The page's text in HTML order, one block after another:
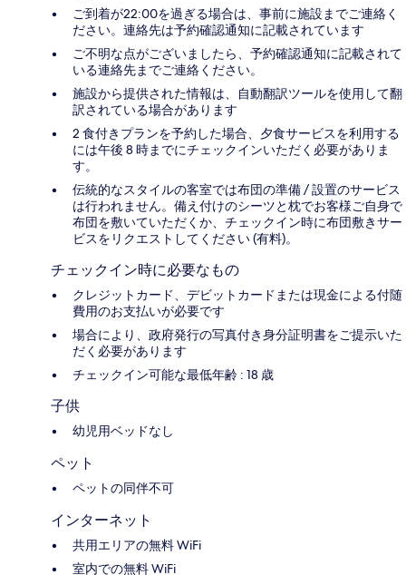
ご到着が22:00を過ぎる場合は、事前に施設までご連絡く
ださい。連絡先は予約確認通知に記載されています
ご不明な点がございましたら、予約確認通知に記載されて
いる連絡先までご連絡ください。
施設から提供された情報は、自動翻訳ツールを使用して翻
訳されている場合があります
2 食付きプランを予約した場合、夕食サービスを利用する
には午後 8 時までにチェックインいただく必要がありま
す。
伝統的なスタイルの客室では布団の準備 / 設置のサービス
は行われません。備え付けのシーツと枕でお客様ご自身で
布団を敷いていただくか、チェックイン時に布団敷きサー
ビスをリクエストしてください (有料)。
チェックイン時に必要なもの
クレジットカード、デビットカードまたは現金による付随
費用のお支払いが必要です
場合により、政府発行の写真付き身分証明書をご提示いた
だく必要があります
チェックイン可能な最低年齢 : 18 歳
子供
幼児用ベッドなし
ペット
ペットの同伴不可
インターネット
共用エリアの無料 WiFi
室内での無料 WiFi